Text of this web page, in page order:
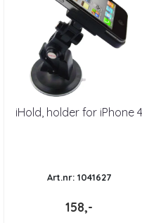
iHold, holder for iPhone 4
Art.nr: 1041627
158,-